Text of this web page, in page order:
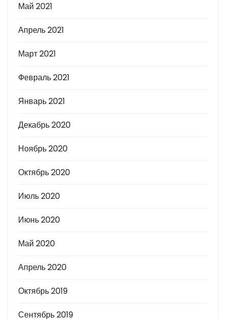
Май 2021
Апрель 2021
Март 2021
Февраль 2021
Январь 2021
Декабрь 2020
Ноябрь 2020
Октябрь 2020
Июль 2020
Июнь 2020
Май 2020
Апрель 2020
Октябрь 2019
Сентябрь 2019